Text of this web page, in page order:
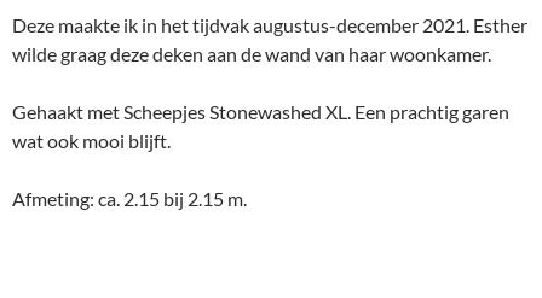
Deze maakte ik in het tijdvak augustus-december 2021. Esther
wilde graag deze deken aan de wand van haar woonkamer.
Gehaakt met Scheepjes Stonewashed XL. Een prachtig garen
wat ook mooi blijft.
Afmeting: ca. 2.15 bij 2.15 m.